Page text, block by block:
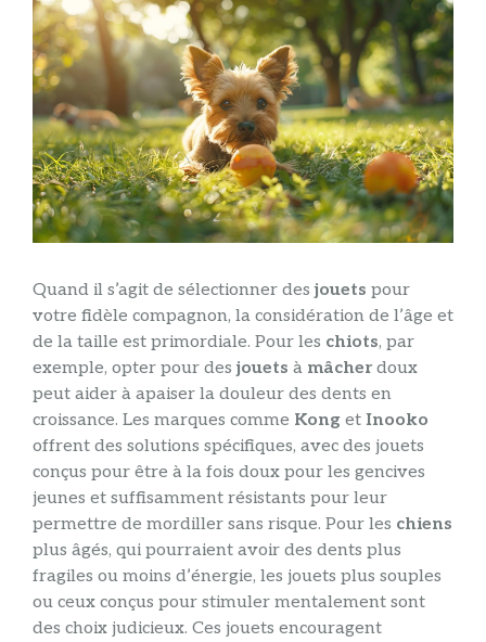
Quand il s’agit de sélectionner des jouets pour
votre fidèle compagnon, la considération de l’âge et
de la taille est primordiale. Pour les chiots, par
exemple, opter pour des jouets à mâcherdoux
peut aider à apaiser la douleur des dents en
croissance. Les marques comme Kong et Inooko
offrent des solutions spécifiques, avec des jouets
conçus pour être à la fois doux pour les gencives
jeunes et suffisamment résistants pour leur
permettre de mordiller sans risque. Pour les chiens
plus âgés, qui pourraient avoir des dents plus
fragiles ou moins d’énergie, les jouets plus souples
ou ceux conçus pour stimuler mentalement sont
des choix judicieux. Ces jouets encouragent